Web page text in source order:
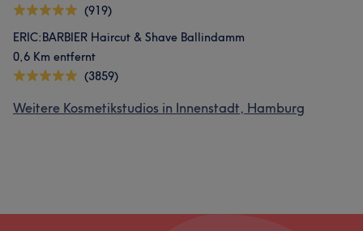
(919)
ERIC:BARBIER Haircut & Shave Ballindamm
0,6 Km entfernt
(3859)
Weitere Kosmetikstudios in Innenstadt, Hamburg